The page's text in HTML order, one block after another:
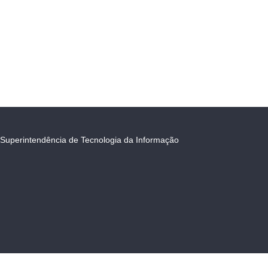
Superintendência de Tecnologia da Informação